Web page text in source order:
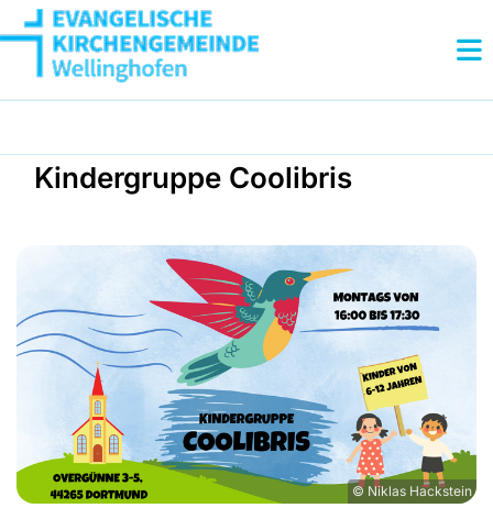
Kindergruppe Coolibris
© Niklas Hackstein